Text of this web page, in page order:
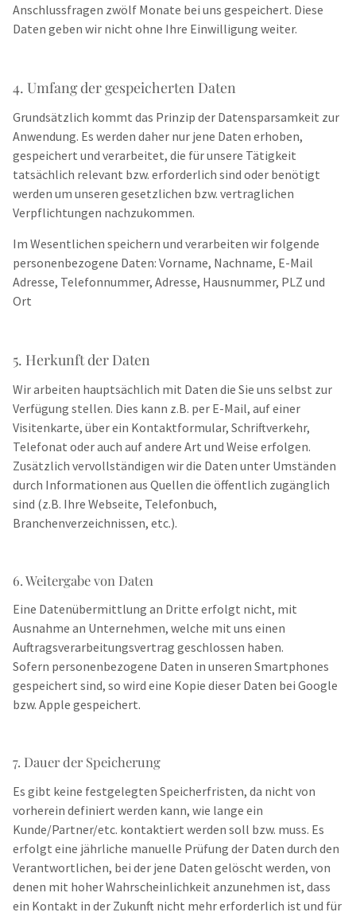
Anschlussfragen zwölf Monate bei uns gespeichert. Diese
Daten geben wir nicht ohne Ihre Einwilligung weiter.
4. Umfang der gespeicherten Daten
Grundsätzlich kommt das Prinzip der Datensparsamkeit zur
Anwendung. Es werden daher nur jene Daten erhoben,
gespeichert und verarbeitet, die für unsere Tätigkeit
tatsächlich relevant bzw. erforderlich sind oder benötigt
werden um unseren gesetzlichen bzw. vertraglichen
Verpflichtungen nachzukommen.
Im Wesentlichen speichern und verarbeiten wir folgende
personenbezogene Daten: Vorname, Nachname, E-Mail
Adresse, Telefonnummer, Adresse, Hausnummer, PLZ und
Ort
5. Herkunft der Daten
Wir arbeiten hauptsächlich mit Daten die Sie uns selbst zur
Verfügung stellen. Dies kann z.B. per E-Mail, auf einer
Visitenkarte, über ein Kontaktformular, Schriftverkehr,
Telefonat oder auch auf andere Art und Weise erfolgen.
Zusätzlich vervollständigen wir die Daten unter Umständen
durch Informationen aus Quellen die öffentlich zugänglich
sind (z.B. Ihre Webseite, Telefonbuch,
Branchenverzeichnissen, etc.).
6. Weitergabe von Daten
Eine Datenübermittlung an Dritte erfolgt nicht, mit
Ausnahme an Unternehmen, welche mit uns einen
Auftragsverarbeitungsvertrag geschlossen haben.
Sofern personenbezogene Daten in unseren Smartphones
gespeichert sind, so wird eine Kopie dieser Daten bei Google
bzw. Apple gespeichert.
7. Dauer der Speicherung
Es gibt keine festgelegten Speicherfristen, da nicht von
vorherein definiert werden kann, wie lange ein
Kunde/Partner/etc. kontaktiert werden soll bzw. muss. Es
erfolgt eine jährliche manuelle Prüfung der Daten durch den
Verantwortlichen, bei der jene Daten gelöscht werden, von
denen mit hoher Wahrscheinlichkeit anzunehmen ist, dass
ein Kontakt in der Zukunft nicht mehr erforderlich ist und für